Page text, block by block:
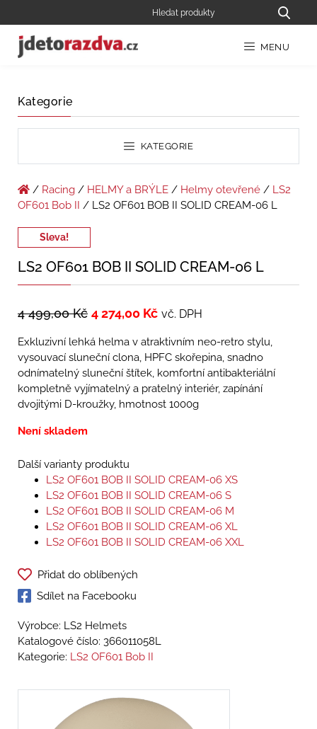
MENU
Kategorie
KATEGORIE
/ Racing / HELMY a BRÝLE / Helmy otevřené / LS2
OF601 Bob II
/ LS2 OF601 BOB II SOLID CREAM-06 L
Sleva!
LS2 OF601 BOB II SOLID CREAM-06 L
4 499,00Kč 4 274,00 Kč vč. DPH
Exkluzivní lehká helma v atraktivním neo-retro stylu,
vysouvací sluneční clona, HPFC skořepina, snadno
odnímatelný sluneční štítek, komfortní antibakteriální
kompletně vyjímatelný a pratelný interiér, zapínání
dvojitými D-kroužky, hmotnost 1000g
Není skladem
Další varianty produktu
LS2 OF601 BOB II SOLID CREAM-06 XS
LS2 OF601 BOB II SOLID CREAM-06 S
LS2 OF601 BOB II SOLID CREAM-06 M
LS2 OF601 BOB II SOLID CREAM-06 XL
LS2 OF601 BOB II SOLID CREAM-06 XXL
Přidat do oblíbených
Sdílet na Facebooku
Výrobce: LS2 Helmets
Katalogové číslo: 366011058L
Kategorie: LS2 OF601 Bob II